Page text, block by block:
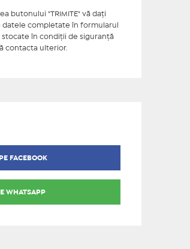
butonului "TRIMITE" vă daţi
datele completate în formularul
stocate în condiţii de siguranţă
contacta ulterior.
FACEBOOK
WHATSAPP